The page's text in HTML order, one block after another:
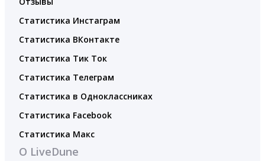
Статистика Инстаграм
Статистика ВКонтакте
Статистика Тик Ток
Статистика Телеграм
Статистика в Одноклассниках
Статистика Facebook
Статистика Макс
О LiveDune